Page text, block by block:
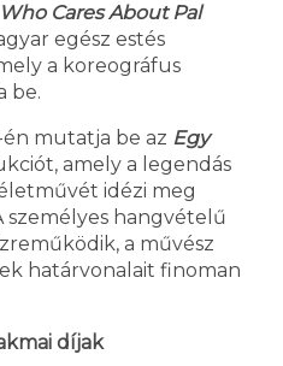
Who Cares About Pal
egész estés
a koreográfus
be.
mutatja be az Egy
amely a legendás
idézi meg
személyes hangvételű
a művész
határvonalait finoman
díjak